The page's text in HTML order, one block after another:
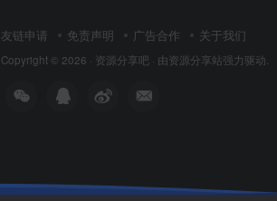
友链申请 免责声明 广告合作 关于我们
Copyright © 2026 · 资源分享吧 · 由资源分享站强力驱动.